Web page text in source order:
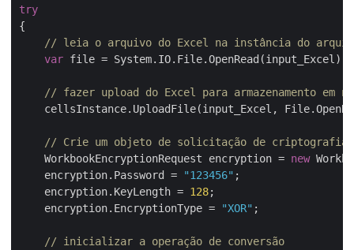
try
{
// leia o arquivo do Excel na instância do
var file = System.IO.File.OpenRead(input_Excel);
// fazer upload do Excel para armazenamento em
cellsInstance.UploadFile(input_Excel,
// Crie um objeto de solicitação de criptografia
    WorkbookEncryptionRequest encryption =
new
    encryption.Password =
"123456" ;
    encryption.KeyLength =
128;
    encryption.EncryptionType =
"XOR" ;
// inicializar a operação de conversão